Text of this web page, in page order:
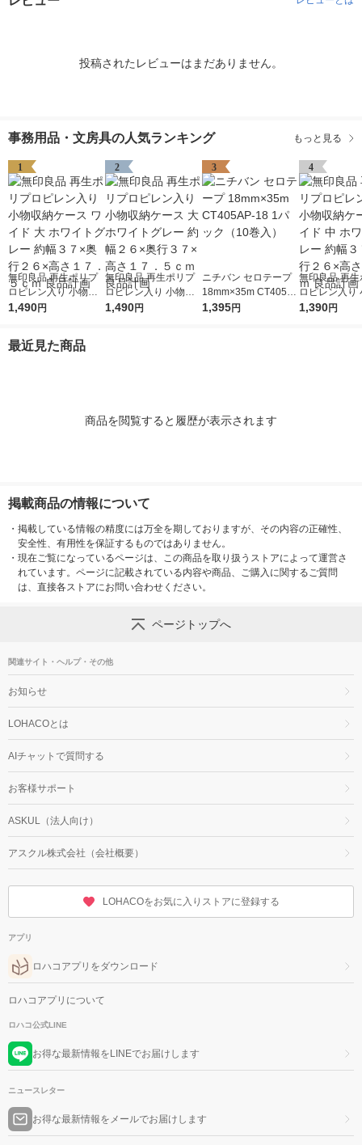
投稿されたレビューはまだありません。
事務用品・文房具の人気ランキング もっと見る
1
無印良品 再生ポリプ
ロピレン入り 小物収
納ケース ワイド 大 ホ
７．５ｃｍ 良品計画
1,490円
2
無印良品 再生ポリプ
ロピレン入り 小物収
納ケース 大 ホワイト
1,490円
3
ニチバン セロテープ
18mm×35m CT405A
P-18 1パック（10巻
1,395円
4
無印良品 再生
ロピレン入り
納ケース ワイ
1,390円
最近見た商品
商品を閲覧すると履歴が表示されます
掲載商品の情報について
・ 掲載している情報の精度には万全を期しておりますが、その内容の正確性、
安全性、有用性を保証するものではありません。
・ 現在ご覧になっているページは、この商品を取り扱うストアによって運営さ
れています。ページに記載されている内容や商品、ご購入に関するご質問
は、直接各ストアにお問い合わせください。
ページトップへ
関連サイト・ヘルプ・その他
お知らせ
LOHACOとは
AIチャットで質問する
お客様サポート
ASKUL（法人向け）
アスクル株式会社（会社概要）
LOHACOをお気に入りストアに登録する
アプリ
ロハコアプリをダウンロード
ロハコアプリについて
ロハコ公式LINE
お得な最新情報をLINEでお届けします
ニュースレター
お得な最新情報をメールでお届けします